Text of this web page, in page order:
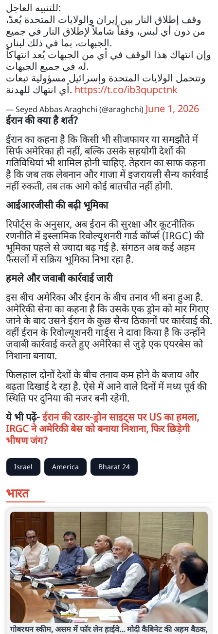
للتنبيه العاجل:
وقف إطلاق النار بين إيران والولايات المتحدة يُعدّ،
من دون أي لبس، وقفاً شاملاً لإطلاق النار في جميع
الجبهات، بما في ذلك لبنان.
وإن انتهاك هذا الوقف في أي من الجبهات يُعد انتهاكاً
له في جميع الجبهات.
وتتحمل الولايات المتحدة وإسرائيل مسؤولية تبعات
أي انتهاك للهدنة. https://t.co/ib3qupctnk
— Seyed Abbas Araghchi (@araghchi) June 1, 2026
ईरान की क्या है शर्त?
ईरान का कहना है कि किसी भी सीजफायर या समझौते में
सिर्फ अमेरिका ही नहीं, बल्कि उसके सहयोगी देशों की
गतिविधियां भी शामिल होनी चाहिए. तेहरान का साफ कहना
है कि जब तक लेबनान और गाजा में इजरायली सैन्य कार्रवाई
नहीं रुकती, तब तक आगे कोई बातचीत नहीं होगी.
आईआरजीसी की बढ़ी भूमिका
रिपोर्ट्स के अनुसार, अब ईरान की सुरक्षा और कूटनीतिक
रणनीति में इस्लामिक रिवोल्यूशनरी गार्ड कॉर्प्स (IRGC) की
भूमिका पहले से ज्यादा बढ़ गई है. संगठन अब कई अहम
फैसलों में सक्रिय भूमिका निभा रहा है.
हमले और जवाबी कार्रवाई जारी
इस बीच अमेरिका और ईरान के बीच तनाव भी बना हुआ है.
अमेरिकी सेना का कहना है कि उसके एक ड्रोन को मार गिराए
जाने के बाद उसने ईरान के कुछ सैन्य ठिकानों पर कार्रवाई की.
वहीं ईरान के रिवोल्यूशनरी गार्ड्स ने दावा किया है कि उन्होंने
जवाबी कार्रवाई करते हुए अमेरिका से जुड़े एक एयरबेस को
निशाना बनाया.
फिलहाल दोनों देशों के बीच तनाव कम होने के बजाय और
बढ़ता दिखाई दे रहा है. ऐसे में आने वाले दिनों में मध्य पूर्व की
स्थिति पर दुनिया की नजर बनी रहेगी.
ये भी पढ़ें-ईरान की रडार-ड्रोन साइट्स पर US का हमला,
IRGC ने अमेरिकी बेस को बनाया निशाना, फिर छिड़ेगी
भीषण जंग?
Israel America Bharat 24
भारत
गोबरधन स्कीम, असम में फॉर लेन हाईवे... मोदी कैबिनेट की अहम बैठक,